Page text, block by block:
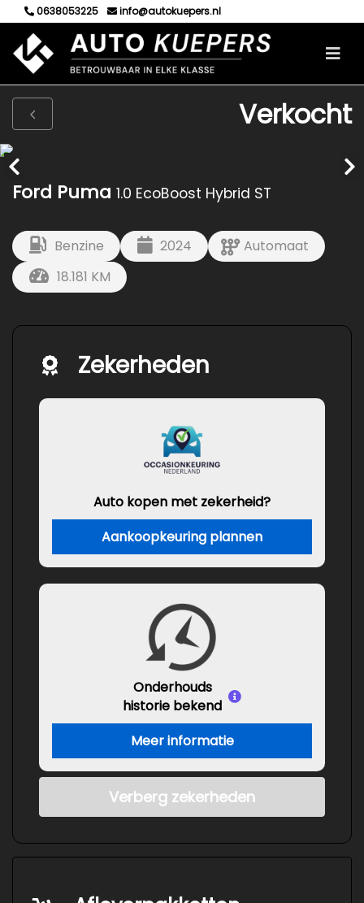
0638053225 info@autokuepers.nl
Verkocht
Ford Puma 1.0 EcoBoost Hybrid ST
Benzine 2024
Automaat
18.181 KM
Zekerheden
Auto kopen met zekerheid?
Aankoopkeuring plannen
Onderhouds
historie bekend
Meer informatie
Verberg zekerheden